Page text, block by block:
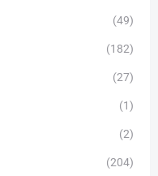
(49)
(182)
(27)
(1)
(2)
(204)